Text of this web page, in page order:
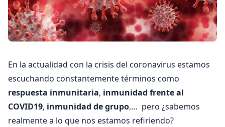
En la actualidad con la crisis del coronavirus estamos
escuchando constantemente términos como
respuesta inmunitaria, inmunidad frente al
COVID19, inmunidad de grupo,… pero ¿sabemos
realmente a lo que nos estamos refiriendo?